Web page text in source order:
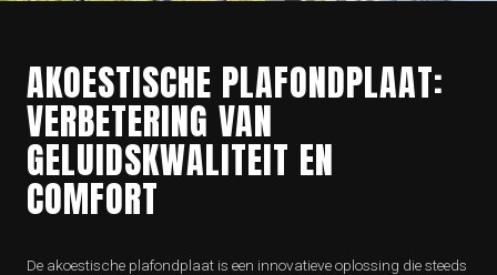
AKOESTISCHE PLAFONDPLAAT:
VERBETERING VAN
GELUIDSKWALITEIT EN
COMFORT
De akoestische plafondplaat is een innovatieve oplossing die steeds